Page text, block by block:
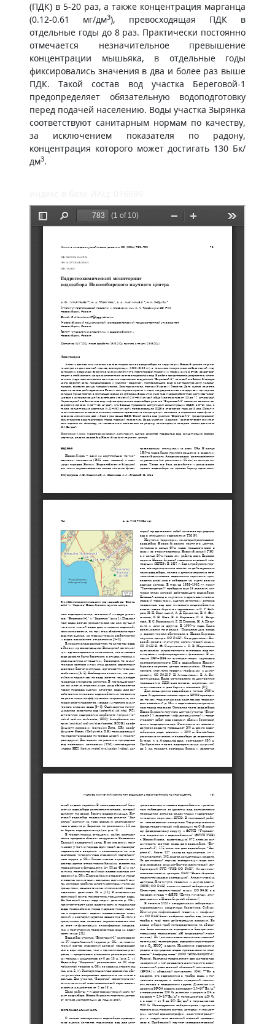
(ПДК) в 5-20 раз, а также концентрация марганца
(0.12-0.61 мг/дм3), превосходящая ПДК в
отдельные годы до 8 раз. Практически постоянно
отмечается незначительное превышение
концентрации мышьяка, в отдельные годы
фиксировались значения в два и более раз выше
ПДК. Такой состав вод участка Береговой-1
предопределяет обязательную водоподготовку
перед подачей населению. Воды участка Зырянка
соответствуют санитарным нормам по качеству,
за исключением показателя по радону,
концентрация которого может достигать 130 Бк/
дм3.